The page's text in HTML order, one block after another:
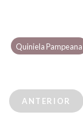
Quiniela Pampeana
ANTERIOR